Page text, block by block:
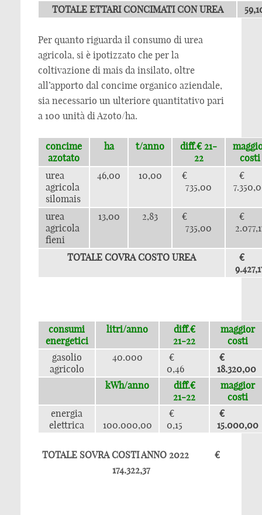
TOTALE ETTARI CONCIMATI CON UREA
Per quanto riguarda il consumo di urea
agricola, si è ipotizzato che per la
coltivazione di mais da insilato, oltre
all’apporto dal concime organico aziendale,
sia necessario un ulteriore quantitativo pari
a 100 unità di Azoto/ha.
concime
azotato
ha t/anno
diff.€ 21-
22
costi
urea
agricola
silomais
46,00 10,00
€
735,00
urea
agricola
fieni
13,00 2,83
€
735,00
TOTALE COVRA COSTO UREA
consumi
energetici
litri/anno
diff.€
21-22
maggior
costi
gasolio
agricolo
40.000
€
0,46
€
18.320,00
kWh/anno
diff.€
21-22
maggior
costi
energia
elettrica
100.000,00
€
0,15
€
15.000,00
TOTALE SOVRA COSTI ANNO 2022 €
174.322,37